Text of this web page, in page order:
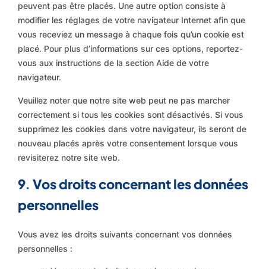
peuvent pas être placés. Une autre option consiste à
modifier les réglages de votre navigateur Internet afin que
vous receviez un message à chaque fois qu’un cookie est
placé. Pour plus d’informations sur ces options, reportez-
vous aux instructions de la section Aide de votre
navigateur.
Veuillez noter que notre site web peut ne pas marcher
correctement si tous les cookies sont désactivés. Si vous
supprimez les cookies dans votre navigateur, ils seront de
nouveau placés après votre consentement lorsque vous
revisiterez notre site web.
9. Vos droits concernant les données
personnelles
Vous avez les droits suivants concernant vos données
personnelles :